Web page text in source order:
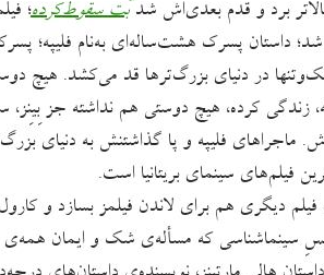
برد و قدم‌ بعدی‌اش شدبُت سقوط‌کرده؛
شد؛ داستان پسرک هشت‌ساله‌ای به‌نام فلیپه؛
تک‌وتنها در دنیای بزرگ‌ترها قد می‌کشد.
زندگی کرده، هیچ دوستی هم نداشته جز
فلیپه و پا گذاشتنش به دنیای
فیلم‌های سینمای بریتانیا است.
دیگری هم برای لاندن فیلمز بسازد و
سینماشناسی که مسأله‌ی شک و ایمان